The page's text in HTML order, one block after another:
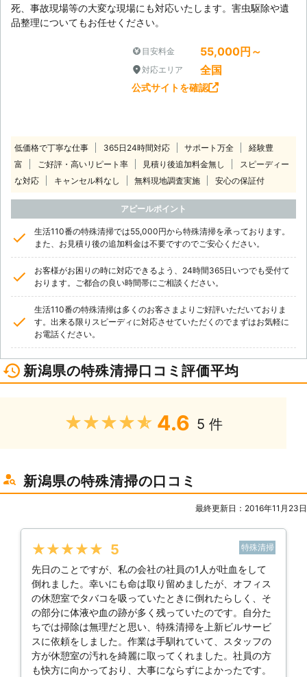
死、事故現場等の大変な現場にも対応いたします。害虫駆除や遺
品整理についてもお任せください。
目安料金 55,000円～
対応エリア 全国
公式サイトを確認
低価格で丁寧な仕事 365日24時間対応 サポート万全
経験豊
富
ご好評・高いリピート率 見積り後追加料金無し
スピーディー
な対応
キャンセル料なし 無料現地調査実施 安心の保証付
アピールポイント
生活110番の特殊清掃では55,000円から特殊清掃を承っております。
また、お見積り後の追加料金は不要ですのでご安心ください。
お客様がお困りの時に対応できるよう、24時間365日いつでも受付て
おります。ご都合の良い時間帯にご相談ください。
生活110番の特殊清掃は多くのお客さまよりご好評いただいておりま
す。出来る限りスピーディに対応させていただくのでまずはお気軽に
お電話ください。
新潟県の特殊清掃口コミ評価平均
★★★★★ 4.6 5 件
新潟県の特殊清掃の口コミ
最終更新日：2016年11月23日
★★★★★ 5 特殊清掃
先日のことですが、私の会社の社員の1人が吐血をして
倒れました。幸いにも命は取り留めましたが、オフィス
の休憩室でタバコを吸っていたときに倒れたらしく、そ
の部分に体液や血の跡が多く残っていたのです。自分た
ちでは掃除は無理だと思い、特殊清掃を上新ビルサービ
スに依頼をしました。作業は手馴れていて、スタッフの
方が休憩室の汚れを綺麗に取ってくれました。社員の方
も快方に向かっており、大事にならずによかったです。